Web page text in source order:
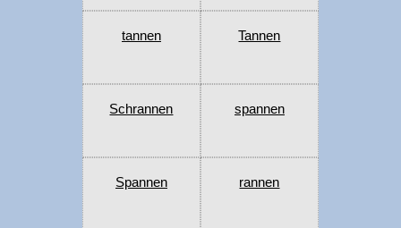
tannen Tannen
Schrannen spannen
Spannen rannen